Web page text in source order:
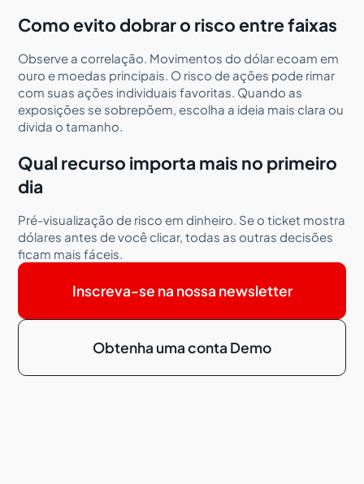
Como evito dobrar o risco entre faixas
Observe a correlação. Movimentos do dólar ecoam em
ouro e moedas principais. O risco de ações pode rimar
com suas ações individuais favoritas. Quando as
exposições se sobrepõem, escolha a ideia mais clara ou
divida o tamanho.
Qual recurso importa mais no primeiro
dia
Pré-visualização de risco em dinheiro. Se o ticket mostra
dólares antes de você clicar, todas as outras decisões
ficam mais fáceis.
Inscreva-se na nossa newsletter
Obtenha uma conta Demo